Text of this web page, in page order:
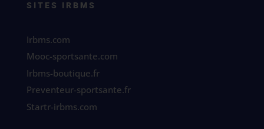
SITES IRBMS
Irbms.com
Mooc-sportsante.com
Irbms-boutique.fr
Preventeur-sportsante.fr
Startr-irbms.com